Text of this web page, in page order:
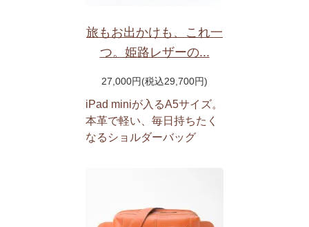
旅もお出かけも、これ一
つ。姫路レザーの...
27,000円(税込29,700円)
iPad miniが入るA5サイズ。
本革で軽い、毎日持ちたく
なるショルダーバッグ